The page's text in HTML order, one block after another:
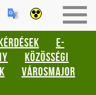
E-
KÖZÖSSÉGI
VÁROSMAJOR